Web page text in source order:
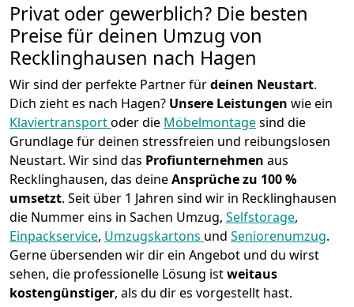
Privat oder gewerblich? Die besten
Preise für deinen Umzug von
Recklinghausen nach Hagen
Wir sind der perfekte Partner fürdeinen Neustart.
Dich zieht es nach Hagen? Unsere Leistungen wie ein
Klaviertransportoder die Möbelmontagesind die
Grundlage für deinen stressfreien und reibungslosen
Neustart. Wir sind das Profiunternehmen aus
Recklinghausen, das deineAnsprüche zu 100 %
umsetzt. Seit über 1 Jahren sind wir in Recklinghausen
die Nummer eins in Sachen Umzug, Selfstorage,
Einpackservice, Umzugskartons und Seniorenumzug.
Gerne übersenden wir dir ein Angebot und du wirst
sehen, die professionelle Lösung istweitaus
kostengünstiger, als du dir es vorgestellt hast.